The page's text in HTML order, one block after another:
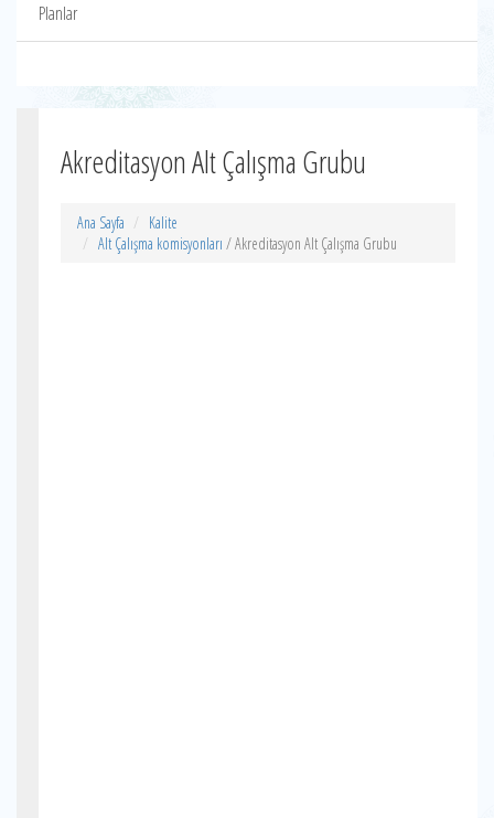
Planlar
Akreditasyon Alt Çalışma Grubu
Ana Sayfa
Kalite
Alt Çalışma komisyonları / Akreditasyon Alt Çalışma Grubu